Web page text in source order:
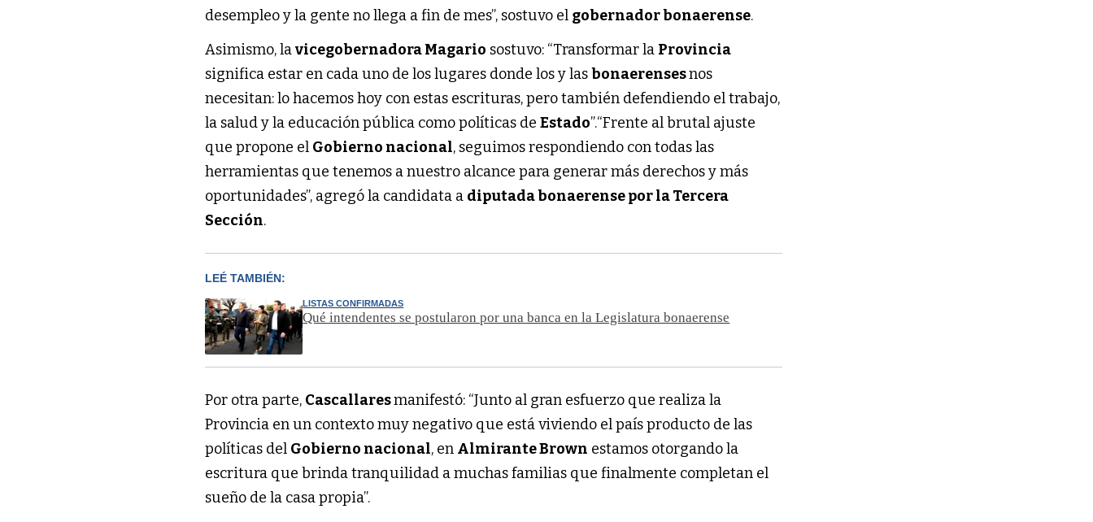
desempleo y la gente no llega a fin de mes”, sostuvo el gobernador bonaerense.
Asimismo, lavicegobernadora Magario sostuvo: “Transformar la Provincia
significa estar en cada uno de los lugares donde los y lasbonaerensesnos
necesitan: lo hacemos hoy con estas escrituras, pero también defendiendo el trabajo,
la salud y la educación pública como políticas deEstado”.“Frente al brutal ajuste
que propone el Gobierno nacional, seguimos respondiendo con todas las
herramientas que tenemos a nuestro alcance para generar más derechos y más
oportunidades”, agregó la candidata a diputada bonaerense por la Tercera
Sección.
LEÉ TAMBIÉN:
LISTAS CONFIRMADAS
Qué intendentes se postularon por una banca en la Legislatura bonaerense
Por otra parte, Cascallaresmanifestó: “Junto al gran esfuerzo que realiza la
Provincia en un contexto muy negativo que está viviendo el país producto de las
políticas del Gobierno nacional, en Almirante Brown estamos otorgando la
escritura que brinda tranquilidad a muchas familias que finalmente completan el
sueño de la casa propia”.